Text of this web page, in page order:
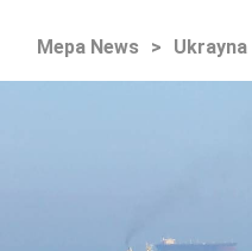
Mepa News > Ukrayna